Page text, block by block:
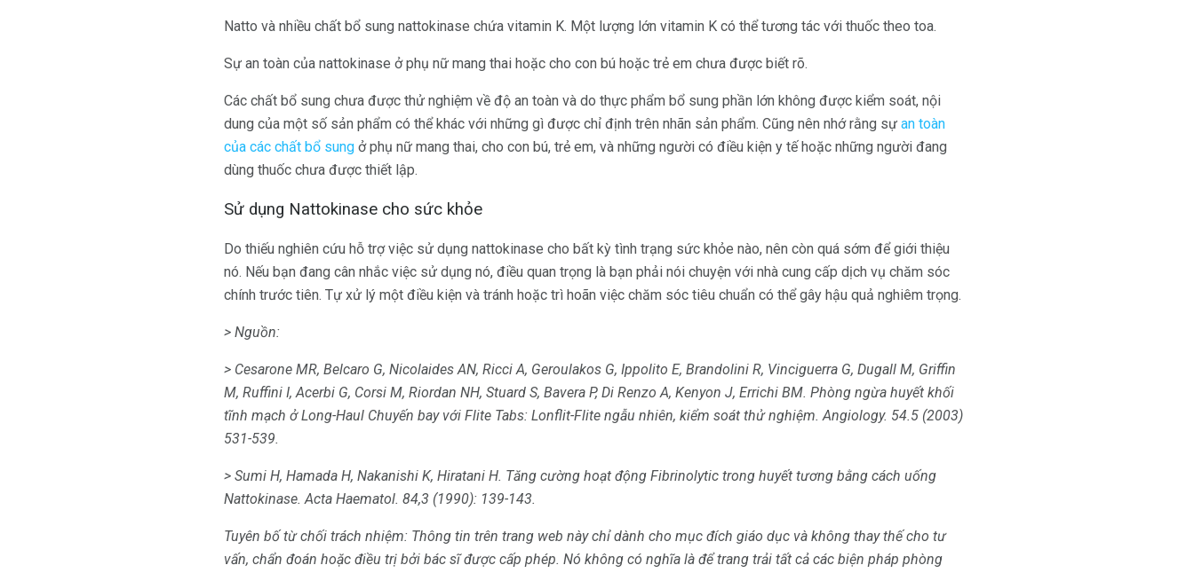
Natto và nhiều chất bổ sung nattokinase chứa vitamin K. Một lượng lớn vitamin K có thể tương tác với thuốc theo toa.
Sự an toàn của nattokinase ở phụ nữ mang thai hoặc cho con bú hoặc trẻ em chưa được biết rõ.
Các chất bổ sung chưa được thử nghiệm về độ an toàn và do thực phẩm bổ sung phần lớn không được kiểm soát, nội
dung của một số sản phẩm có thể khác với những gì được chỉ định trên nhãn sản phẩm. Cũng nên nhớ rằng sự an toàn
của các chất bổ sung ở phụ nữ mang thai, cho con bú, trẻ em, và những người có điều kiện y tế hoặc những người đang
dùng thuốc chưa được thiết lập.
Sử dụng Nattokinase cho sức khỏe
Do thiếu nghiên cứu hỗ trợ việc sử dụng nattokinase cho bất kỳ tình trạng sức khỏe nào, nên còn quá sớm để giới thiệu
nó. Nếu bạn đang cân nhắc việc sử dụng nó, điều quan trọng là bạn phải nói chuyện với nhà cung cấp dịch vụ chăm sóc
chính trước tiên. Tự xử lý một điều kiện và tránh hoặc trì hoãn việc chăm sóc tiêu chuẩn có thể gây hậu quả nghiêm trọng.
> Nguồn:
> Cesarone MR, Belcaro G, Nicolaides AN, Ricci A, Geroulakos G, Ippolito E, Brandolini R, Vinciguerra G, Dugall M, Griffin
M, Ruffini I, Acerbi G, Corsi M, Riordan NH, Stuard S, Bavera P, Di Renzo A, Kenyon J, Errichi BM. Phòng ngừa huyết khối
tĩnh mạch ở Long-Haul Chuyến bay với Flite Tabs: Lonflit-Flite ngẫu nhiên, kiểm soát thử nghiệm. Angiology. 54.5 (2003)
531-539.
> Sumi H, Hamada H, Nakanishi K, Hiratani H. Tăng cường hoạt động Fibrinolytic trong huyết tương bằng cách uống
Nattokinase. Acta Haematol. 84,3 (1990): 139-143.
Tuyên bố từ chối trách nhiệm: Thông tin trên trang web này chỉ dành cho mục đích giáo dục và không thay thế cho tư
vấn, chẩn đoán hoặc điều trị bởi bác sĩ được cấp phép. Nó không có nghĩa là để trang trải tất cả các biện pháp phòng